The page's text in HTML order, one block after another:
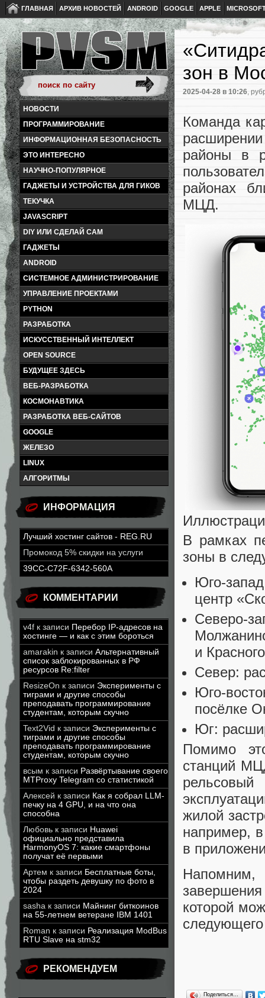
ГЛАВНАЯ АРХИВ НОВОСТЕЙ ANDROID GOOGLE APPLE
НОВОСТИ
ПРОГРАММИРОВАНИЕ
ИНФОРМАЦИОННАЯ БЕЗОПАСНОСТЬ
ЭТО ИНТЕРЕСНО
НАУЧНО-ПОПУЛЯРНОЕ
ГАДЖЕТЫ И УСТРОЙСТВА ДЛЯ ГИКОВ
ТЕКУЧКА
JAVASCRIPT
DIY ИЛИ СДЕЛАЙ САМ
ГАДЖЕТЫ
ANDROID
СИСТЕМНОЕ АДМИНИСТРИРОВАНИЕ
УПРАВЛЕНИЕ ПРОЕКТАМИ
PYTHON
РАЗРАБОТКА
ИСКУССТВЕННЫЙ ИНТЕЛЛЕКТ
OPEN SOURCE
БУДУЩЕЕ ЗДЕСЬ
ВЕБ-РАЗРАБОТКА
КОСМОНАВТИКА
РАЗРАБОТКА ВЕБ-САЙТОВ
GOOGLE
ЖЕЛЕЗО
LINUX
АЛГОРИТМЫ
ИНФОРМАЦИЯ
Лучший хостинг сайтов - REG.RU
Промокод 5% скидки на услуги
39CC-C72F-6342-560A
КОММЕНТАРИИ
v4f к записи Перебор IP-адресов на
хостинге — и как с этим бороться
amarakin к записи Альтернативный
список заблокированных в РФ
ресурсов Re:filter
ResizeOn к записи Эксперименты с
тиграми и другие способы
преподавать программирование
студентам, которым скучно
Text2Vid к записи Эксперименты с
тиграми и другие способы
преподавать программирование
студентам, которым скучно
всым к записи Развёртывание своего
MTProxy Telegram со статистикой
Алексей к записи Как я собрал LLM-
печку на 4 GPU, и на что она
способна
Любовь к записи Huawei
официально представила
HarmonyOS 7: какие смартфоны
получат её первыми
Артем к записи Бесплатные боты,
чтобы раздеть девушку по фото в
2024
sasha к записи Майнинг биткоинов
на 55-летнем ветеране IBM 1401
Roman к записи Реализация ModBus
RTU Slave на stm32
РЕКОМЕНДУЕМ
зон в
2025-04-28 в 10:26,
Команда
районы в
районах
МЦД.
В рамках
зоны в
Юго-
центр
Северо-
и
Север:
Юго-
посёлке
Юг:
Помимо
станций
жилой
например,
в
которой
Поделиться…